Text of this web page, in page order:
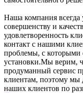
Наша компания всегда
совершенству и
удовлетворенность
контакт с нашими
проблемы, с которыми
установки.Мы верим,
продуманный сервис
клиентам, поэтому мы
наших клиентов по